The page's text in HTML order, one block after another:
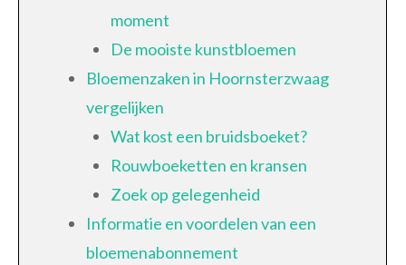
moment
De mooiste kunstbloemen
Bloemenzaken in Hoornsterzwaag
vergelijken
Wat kost een bruidsboeket?
Rouwboeketten en kransen
Zoek op gelegenheid
Informatie en voordelen van een
bloemenabonnement